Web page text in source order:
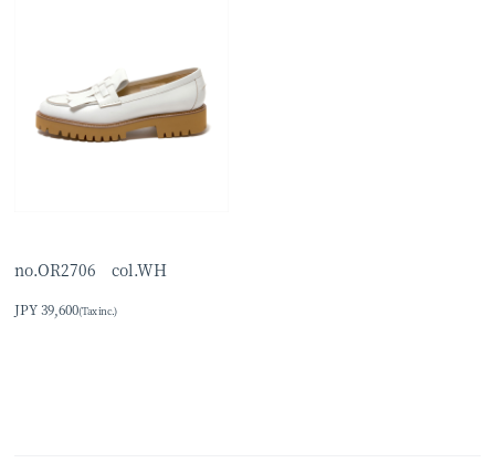
no.OR2706 col.WH
JPY 39,600(Tax inc.)